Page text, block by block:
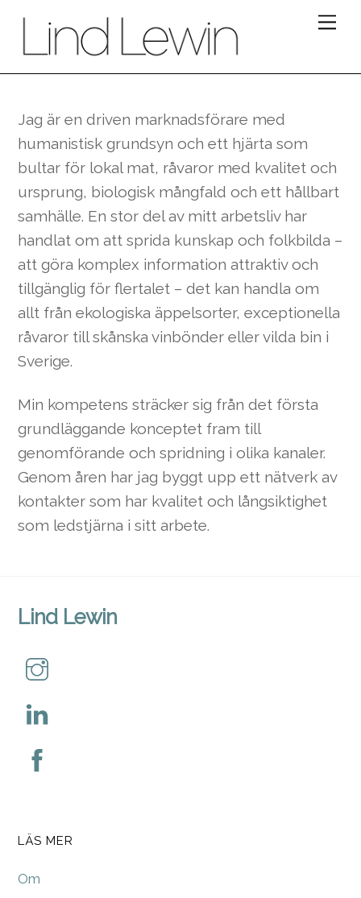
content
Jag är en driven marknadsförare med
humanistisk grundsyn och ett hjärta som
bultar för lokal mat, råvaror med kvalitet och
ursprung, biologisk mångfald och ett hållbart
samhälle. En stor del av mitt arbetsliv har
handlat om att sprida kunskap och folkbilda –
att göra komplex information attraktiv och
tillgänglig för flertalet – det kan handla om
allt från ekologiska äppelsorter, exceptionella
råvaror till skånska vinbönder eller vilda bin i
Sverige.
Min kompetens sträcker sig från det första
grundläggande konceptet fram till
genomförande och spridning i olika kanaler.
Genom åren har jag byggt upp ett nätverk av
kontakter som har kvalitet och långsiktighet
som ledstjärna i sitt arbete.
Lind Lewin
LÄS MER
Om